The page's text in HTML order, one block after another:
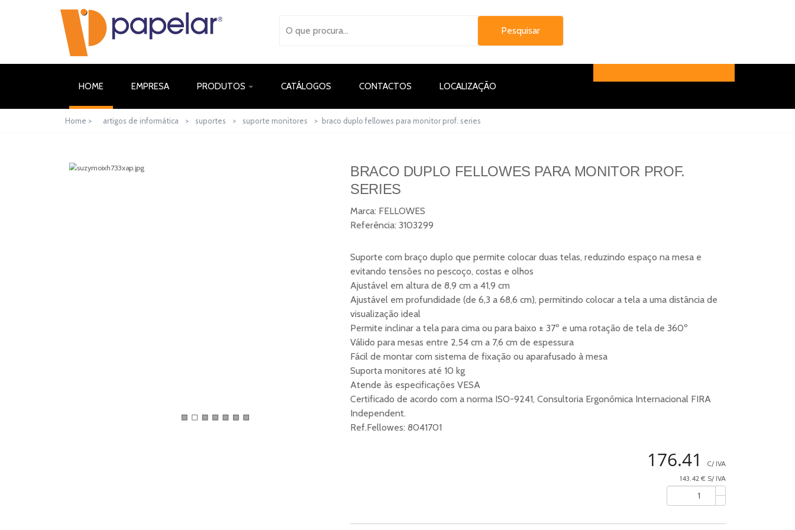
HOME (CURRENT)EMPRESA PRODUTOS CATÁLOGOS CONTACTOS LOCALIZAÇÃO
Home > artigos de informática > suportes > suporte monitores > braco duplo fellowes para monitor prof. series
BRACO DUPLO FELLOWES PARA MONITOR PROF.
SERIES
Marca: FELLOWES
Referência: 3103299
Suporte com braço duplo que permite colocar duas telas, reduzindo espaço na mesa e
evitando tensões no pescoço, costas e olhos
Ajustável em altura de 8,9 cm a 41,9 cm
Ajustável em profundidade (de 6,3 a 68,6 cm), permitindo colocar a tela a uma distância de
visualização ideal
Permite inclinar a tela para cima ou para baixo ± 37º e uma rotação de tela de 360º
Válido para mesas entre 2,54 cm a 7,6 cm de espessura
Fácil de montar com sistema de fixação ou aparafusado à mesa
Suporta monitores até 10 kg
Atende às especificações VESA
Certificado de acordo com a norma ISO-9241, Consultoria Ergonômica Internacional FIRA
Independent.
Ref.Fellowes: 8041701
176.41
C/ IVA
143.42 € S/ IVA